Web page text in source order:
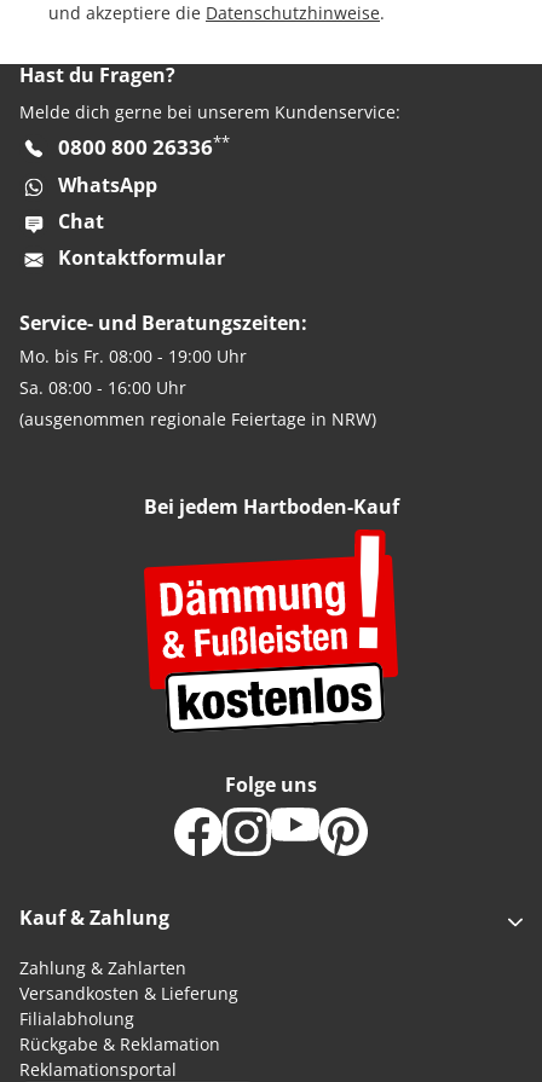
und akzeptiere die Datenschutzhinweise.
Hast du Fragen?
Melde dich gerne bei unserem Kundenservice:
0800 800 26336**
WhatsApp
Chat
Kontaktformular
Service- und Beratungszeiten:
Mo. bis Fr. 08:00 - 19:00 Uhr
Sa. 08:00 - 16:00 Uhr
(ausgenommen regionale Feiertage in NRW)
Bei jedem Hartboden-Kauf
Kauf & Zahlung
Zahlung & Zahlarten
Versandkosten & Lieferung
Filialabholung
Rückgabe & Reklamation
Reklamationsportal
Folge uns